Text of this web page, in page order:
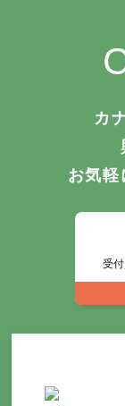
カ
お気軽
受